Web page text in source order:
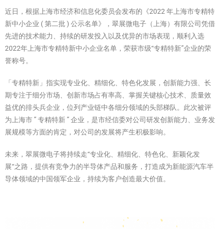
近日，根据上海市经济和信息化委员会发布的《2022 年上海市专精特
新中小企业 ( 第二批 ) 公示名单》，翠展微电子（上海）有限公司凭借
先进的技术能力、持续的研发投入以及优异的市场表现，顺利入选
2022年上海市专精特新中小企业名单，荣获市级“专精特新”企业的荣
誉称号。
「专精特新」指实现专业化、精细化、特色化发展，创新能力强、长
期专注于细分市场、创新市场占有率高、掌握关键核心技术、质量效
益优的排头兵企业，位列产业链中各细分领域的头部梯队。此次被评
为上海市 ” 专精特新 ” 企业，是市经信委对公司研发创新能力、业务发
展规模等方面的肯定，对公司的发展将产生积极影响。
未来，翠展微电子将持续走“专业化、精细化、特色化、新颖化发
展“之路，提供有竞争力的半导体产品和服务，打造成为新能源汽车半
导体领域的中国领军企业，持续为客户创造最大价值。